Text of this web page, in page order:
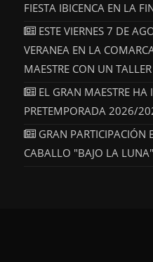
FIESTA IBICENCA EN LA
ESTE VIERNES 7 DE
VERANEA EN LA
MAESTRE CON UN
EL GRAN MAESTRE
PRETEMPORADA 2026/
GRAN PARTICIPACIÓN
CABALLO "BAJO LA LUNA"